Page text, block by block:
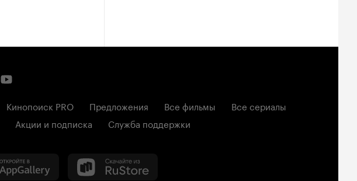
Кинопоиск PRO Предложения Все фильмы
Все сериалы
Акции и подписка Служба поддержки